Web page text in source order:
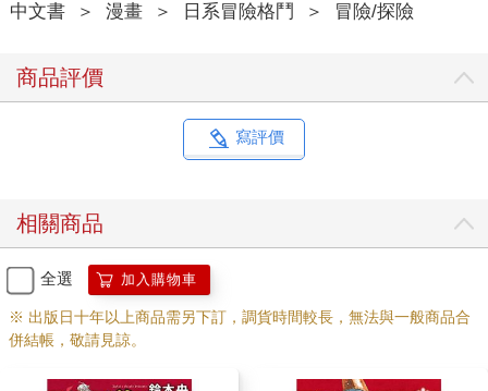
中文書 ＞ 漫畫 ＞ 日系冒險格鬥 ＞ 冒險/探險
商品評價
寫評價
相關商品
全選 加入購物車
※ 出版日十年以上商品需另下訂，調貨時間較長，無法與一般商品合
併結帳，敬請見諒。